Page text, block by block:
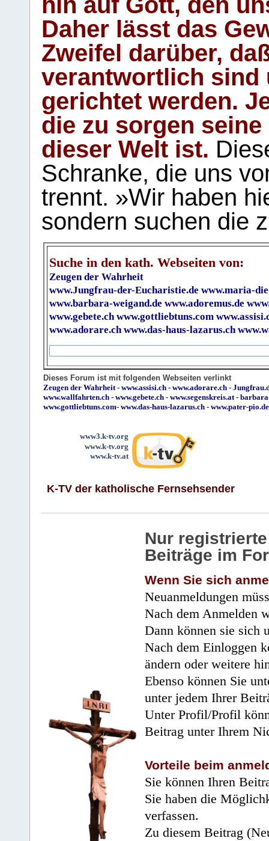
Daher lässt das
Zweifel darüber,
verantwortlich sind
gerichtet werden.
die zu sorgen
dieser Welt ist.
Schranke, die uns
trennt. »Wir haben
sondern suchen die
Suche in den kath. Webseiten von:
Zeugen der Wahrheit
www.Jungfrau-der-Eucharistie.de www.maria-
www.barbara-weigand.de www.adoremus.de
www.gebete.ch www.gottliebtuns.com
www.adorare.ch www.das-haus-lazarus.ch
Dieses Forum ist mit folgenden Webseiten verlinkt
Zeugen der Wahrheit- www.assisi.ch - www.adorare.ch -
www.wallfahrten.ch - www.gebete.ch - www.segenskreis.at-
www.gottliebtuns.com- www.das-haus-lazarus.ch - www.pater-pio.de
www3.k-tv.org
www.k-tv.org
www.k-tv.at
K-TV der katholische Fernsehsender
Nur
Beiträge im
Wenn Sie sich
Neuanmeldungen
Nach dem Anmelden
Dann können sie sich
Nach dem Einloggen
ändern oder weitere
Ebenso können Sie
unter jedem Ihrer
Unter Profil/Profil
Beitrag unter Ihrem
Vorteile beim
Sie können Ihren
Sie haben die
verfassen.
Zu diesem Beitrag